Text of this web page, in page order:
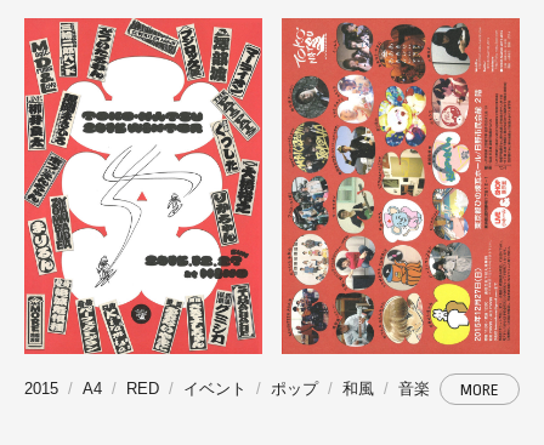
2015 A4 RED イベント ポップ 和風 音楽 MORE